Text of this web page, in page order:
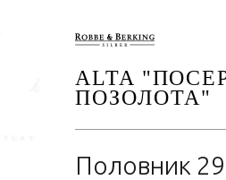
ALTA
ПОЗОЛОТА"
Половник